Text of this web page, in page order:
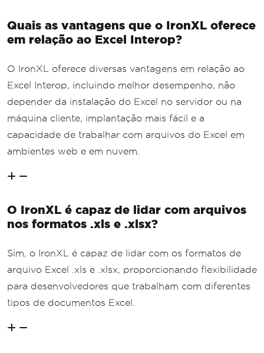
Quais as vantagens que o IronXL oferece
em relação ao Excel Interop?
O IronXL oferece diversas vantagens em relação ao
Excel Interop, incluindo melhor desempenho, não
depender da instalação do Excel no servidor ou na
máquina cliente, implantação mais fácil e a
capacidade de trabalhar com arquivos do Excel em
ambientes web e em nuvem.
O IronXL é capaz de lidar com arquivos
nos formatos .xls e .xlsx?
Sim, o IronXL é capaz de lidar com os formatos de
arquivo Excel .xls e .xlsx, proporcionando flexibilidade
para desenvolvedores que trabalham com diferentes
tipos de documentos Excel.